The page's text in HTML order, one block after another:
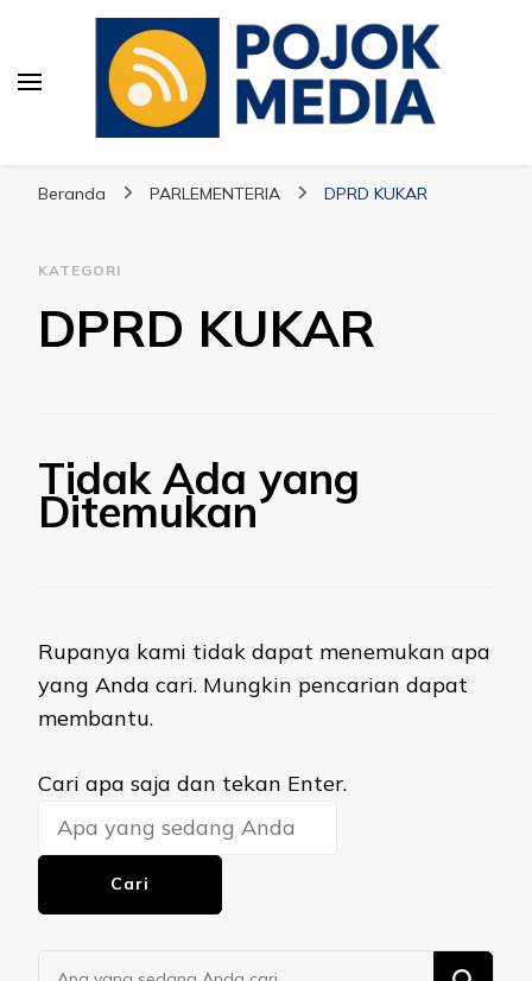
Beranda PARLEMENTERIA DPRD KUKAR
KATEGORI
DPRD KUKAR
Tidak Ada yang
Ditemukan
Rupanya kami tidak dapat menemukan apa
yang Anda cari. Mungkin pencarian dapat
membantu.
Mencari
Sesuatu?
Cari apa saja dan tekan Enter.
Mencari